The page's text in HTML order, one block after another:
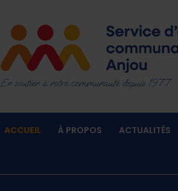
En soutien à notre communauté depuis 1977
ACCUEIL À PROPOS ACTUALITÉS